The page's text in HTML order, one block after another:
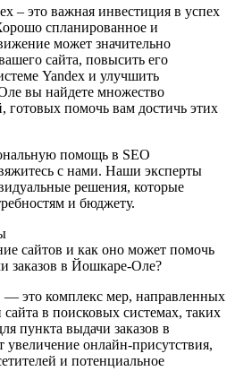
– это важная инвестиция в успех
спланированное и
может значительно
сайта, повысить его
Yandex и улучшить
вы найдете множество
готовых помочь вам достичь этих
помощь в SEO
с нами. Наши эксперты
решения, которые
и бюджету.
сайтов и как оно может помочь
заказов в Йошкаре-Оле?
— это комплекс мер, направленных
в поисковых системах, таких
пункта выдачи заказов в
увеличение онлайн-присутствия,
и потенциальное